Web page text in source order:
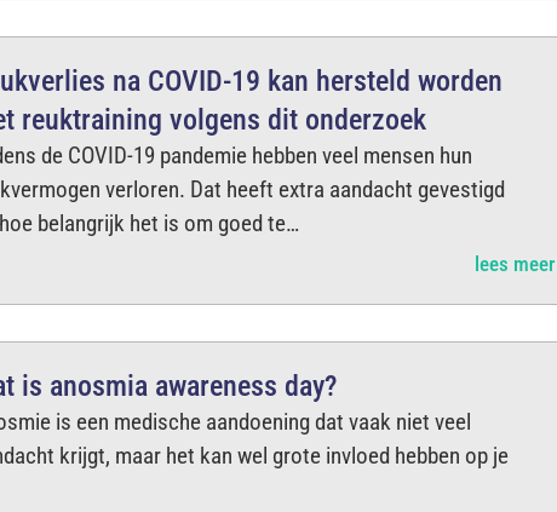
na COVID-19 kan hersteld worden
reuktraining volgens dit onderzoek
de COVID-19 pandemie hebben veel mensen hun
verloren. Dat heeft extra aandacht gevestigd
belangrijk het is om goed te…
lees meer
is anosmia awareness day?
is een medische aandoening dat vaak niet veel
krijgt, maar het kan wel grote invloed hebben op je